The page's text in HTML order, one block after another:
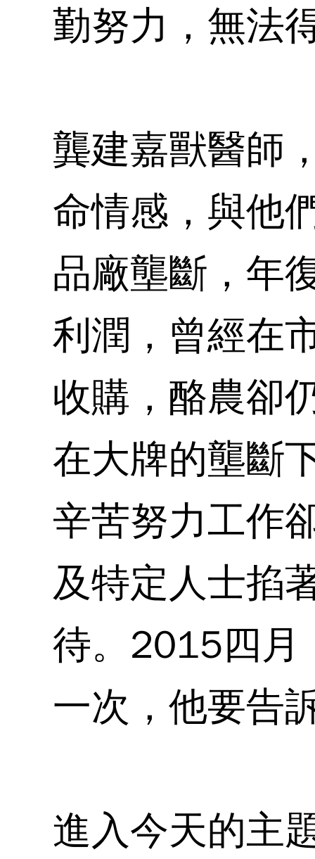
勤努力，無法
龔建嘉獸醫師
命情感，與他
品廠壟斷，年
利潤，曾經在
收購，酪農卻
在大牌的壟斷
辛苦努力工作
及特定人士掐
待。2015四月
一次，他要告
進入今天的主